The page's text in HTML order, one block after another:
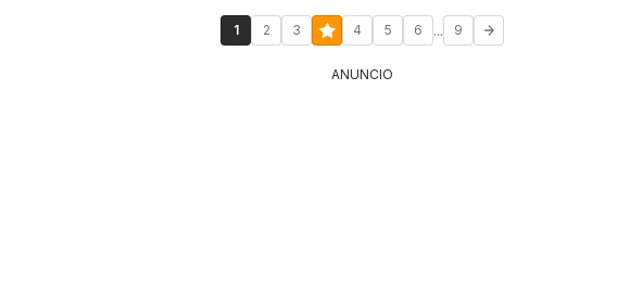
1 2 3 4 5 6 ... 9
ANUNCIO